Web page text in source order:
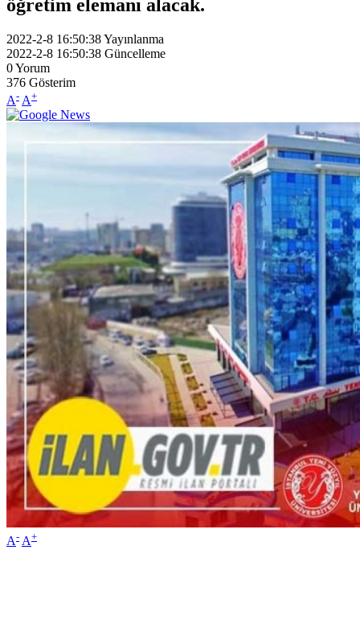
öğretim elemanı alacak.
2022-2-8 16:50:38Yayınlanma
2022-2-8 16:50:38 Güncelleme
0Yorum
376 Gösterim
A- A+
A- A+